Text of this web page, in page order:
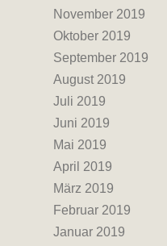
November 2019
Oktober 2019
September 2019
August 2019
Juli 2019
Juni 2019
Mai 2019
April 2019
März 2019
Februar 2019
Januar 2019